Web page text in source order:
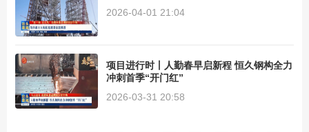
2026-04-01 21:04
项目进行时丨人勤春早启新程 恒久钢构全力
冲刺首季“开门红”
2026-03-31 20:58